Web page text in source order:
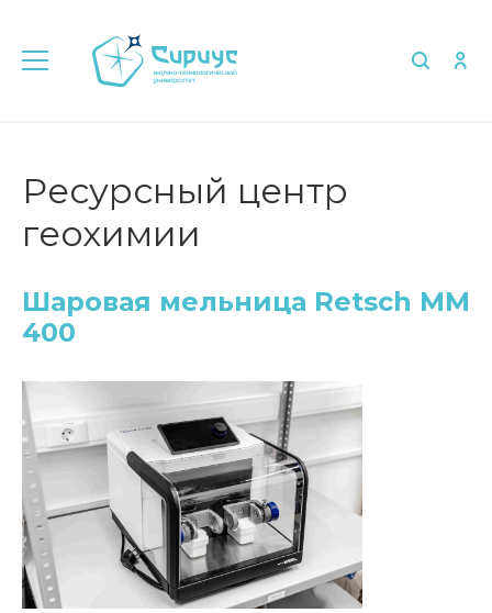
Ресурсный центр
геохимии
Шаровая мельница Retsch MM
400